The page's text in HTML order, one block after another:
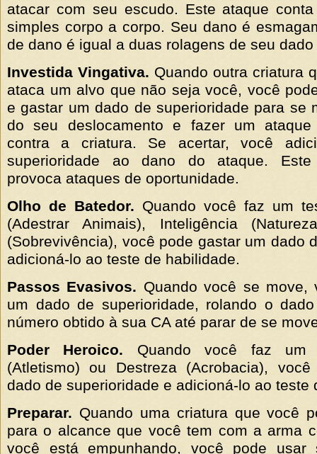
atacar com seu escudo. Este ataque
simples corpo a corpo. Seu dano é
de dano é igual a duas rolagens de seu
Investida Vingativa. Quando outra criatura
ataca um alvo que não seja você, você
e gastar um dado de superioridade para se
do seu deslocamento e fazer um ataque
contra a criatura. Se acertar, você
superioridade ao dano do ataque. Este
provoca ataques de oportunidade.
Olho de Batedor. Quando você faz um
(Adestrar Animais), Inteligência
(Sobrevivência), você pode gastar um dado
adicioná-lo ao teste de habilidade.
Passos Evasivos. Quando você se move,
um dado de superioridade, rolando o
número obtido à sua CA até parar de se
Poder Heroico. Quando você faz um
(Atletismo) ou Destreza (Acrobacia),
dado de superioridade e adicioná-lo ao teste
Preparar. Quando uma criatura que você
para o alcance que você tem com a arma
você está empunhando, você pode usar